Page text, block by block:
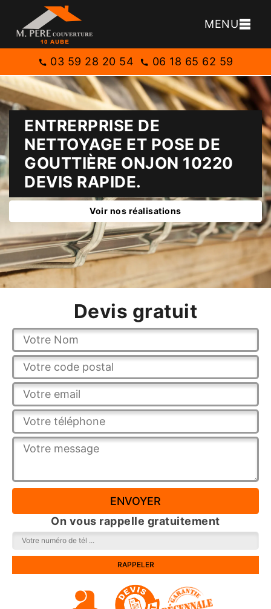
MENU
03 59 28 20 54 06 18 65 62 59
ENTRERPRISE DE
NETTOYAGE ET POSE DE
GOUTTIÈRE ONJON 10220
DEVIS RAPIDE.
Voir nos réalisations
Devis gratuit
On vous rappelle gratuitement